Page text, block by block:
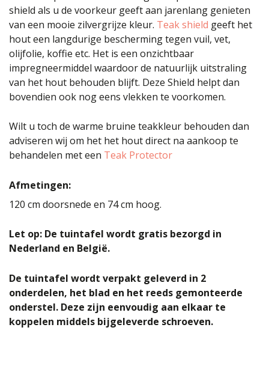
shield als u de voorkeur geeft aan jarenlang genieten
van een mooie zilvergrijze kleur. Teak shield geeft het
hout een langdurige bescherming tegen vuil, vet,
olijfolie, koffie etc. Het is een onzichtbaar
impregneermiddel waardoor de natuurlijk uitstraling
van het hout behouden blijft. Deze Shield helpt dan
bovendien ook nog eens vlekken te voorkomen.
Wilt u toch de warme bruine teakkleur behouden dan
adviseren wij om het het hout direct na aankoop te
behandelen met een Teak Protector
Afmetingen:
120 cm doorsnede en 74 cm hoog.
Let op: De tuintafel wordt gratis bezorgd in
Nederland en België.
De tuintafel wordt verpakt geleverd in 2
onderdelen, het blad en het reeds gemonteerde
onderstel. Deze zijn eenvoudig aan elkaar te
koppelen middels bijgeleverde schroeven.